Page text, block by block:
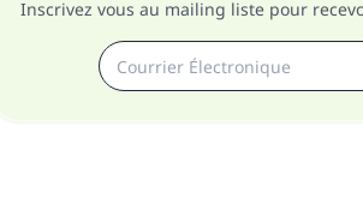
Inscrivez vous au mailing liste pour